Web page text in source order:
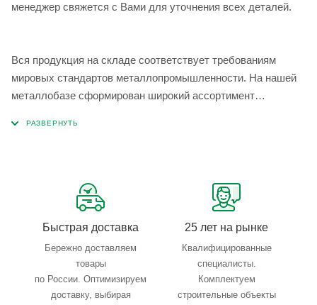
менеджер свяжется с Вами для уточнения всех деталей.
Вся продукция на складе соответствует требованиям
мировых стандартов металлопромышленности. На нашей
металлобазе сформирован широкий ассортимент
Быстрая доставка
Бережно доставляем
товары
по России. Оптимизируем
доставку, выбирая
25 лет на рынке
Квалифицированные
специалисты.
Комплектуем
строительные объекты